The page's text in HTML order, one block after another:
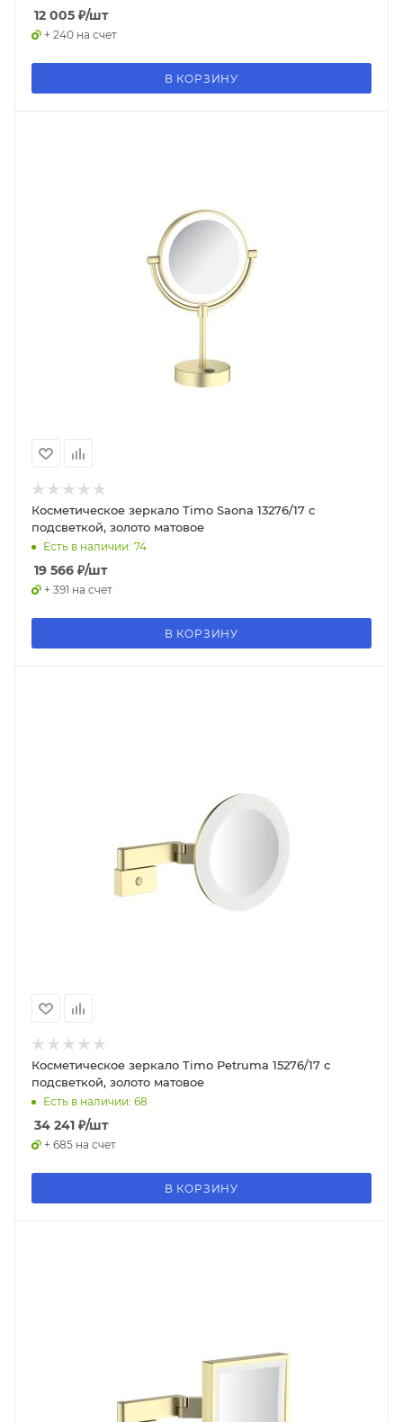
12 005 ₽/шт
+ 240 на счет
В КОРЗИНУ
Косметическое зеркало Timo Saona 13276/17 с
подсветкой, золото матовое
Есть в наличии: 74
19 566 ₽/шт
+ 391 на счет
В КОРЗИНУ
Косметическое зеркало Timo Petruma 15276/17 с
подсветкой, золото матовое
Есть в наличии: 68
34 241 ₽/шт
+ 685 на счет
В КОРЗИНУ